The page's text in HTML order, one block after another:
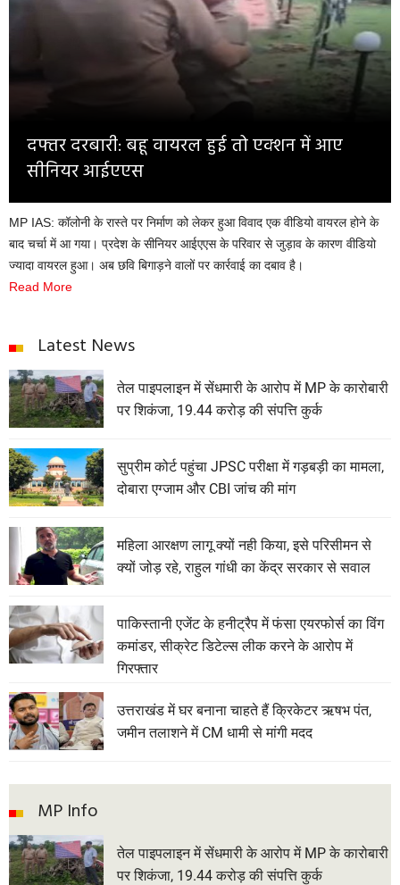
Opinion
Home
दफ्तर दरबारी: बहू वायरल हुई तो एक्शन में आए
सीनियर आईएएस
MP IAS: कॉलोनी के रास्ते पर निर्माण को लेकर हुआ विवाद एक वीडियो वायरल होने के
बाद चर्चा में आ गया। प्रदेश के सीनियर आईएएस के परिवार से जुड़ाव के कारण वीडियो
ज्यादा वायरल हुआ। अब छवि बिगाड़ने वालों पर कार्रवाई का दबाव है।
Read More
Latest News
तेल पाइपलाइन में सेंधमारी के आरोप में MP के कारोबारी
पर शिकंजा, 19.44 करोड़ की संपत्ति कुर्क
सुप्रीम कोर्ट पहुंचा JPSC परीक्षा में गड़बड़ी का मामला,
दोबारा एग्जाम और CBI जांच की मांग
महिला आरक्षण लागू क्यों नही किया, इसे परिसीमन से
क्यों जोड़ रहे, राहुल गांधी का केंद्र सरकार से सवाल
पाकिस्तानी एजेंट के हनीट्रैप में फंसा एयरफोर्स का विंग
कमांडर, सीक्रेट डिटेल्स लीक करने के आरोप में
गिरफ्तार
उत्तराखंड में घर बनाना चाहते हैं क्रिकेटर ऋषभ पंत,
जमीन तलाशने में CM धामी से मांगी मदद
MP Info
तेल पाइपलाइन में सेंधमारी के आरोप में MP के कारोबारी
पर शिकंजा, 19.44 करोड़ की संपत्ति कुर्क